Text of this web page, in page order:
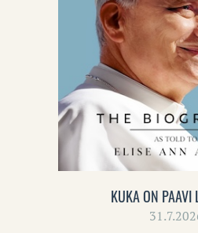
KUKA ON PAAVI